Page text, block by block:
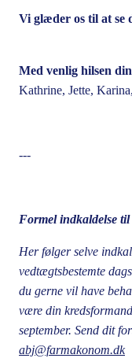
Vi glæder os til at se
Med venlig hilsen
Kathrine, Jette,
---
Formel indkaldelse
Her følger selve
vedtægtsbestemte
du gerne vil have
være din
september. Send dit
abj@farmakonom.dk